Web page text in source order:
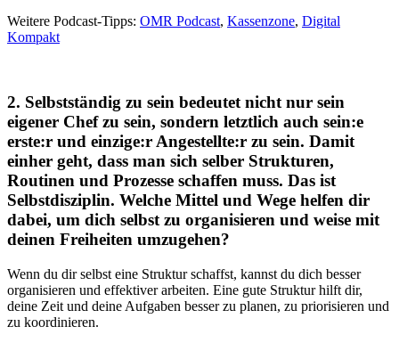
Weitere Podcast-Tipps: OMR Podcast, Kassenzone, Digital
Kompakt
2. Selbstständig zu sein bedeutet nicht nur sein
eigener Chef zu sein, sondern letztlich auch sein:e
erste:r und einzige:r Angestellte:r zu sein. Damit
einher geht, dass man sich selber Strukturen,
Routinen und Prozesse schaffen muss. Das ist
Selbstdisziplin. Welche Mittel und Wege helfen dir
dabei, um dich selbst zu organisieren und weise mit
deinen Freiheiten umzugehen?
Wenn du dir selbst eine Struktur schaffst, kannst du dich besser
organisieren und effektiver arbeiten. Eine gute Struktur hilft dir,
deine Zeit und deine Aufgaben besser zu planen, zu priorisieren und
zu koordinieren.